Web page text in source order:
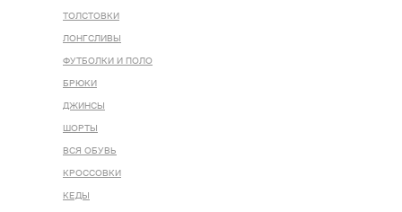
ТОЛСТОВКИ
ЛОНГСЛИВЫ
ФУТБОЛКИ И ПОЛО
БРЮКИ
ДЖИНСЫ
ШОРТЫ
ВСЯ ОБУВЬ
КРОССОВКИ
КЕДЫ